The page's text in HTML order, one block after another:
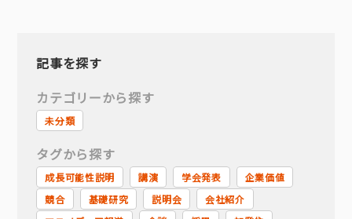
記事を探す
カテゴリーから探す
未分類
タグから探す
成長可能性説明 講演 学会発表
企業価値
競合
基礎研究 説明会
会社紹介